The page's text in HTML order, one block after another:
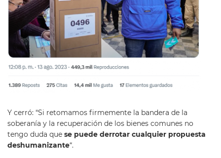
Y cerró: “Si retomamos firmemente la bandera de la
soberanía y la recuperación de los bienes comunes no
tengo duda que se puede derrotar cualquier propuesta
deshumanizante“.